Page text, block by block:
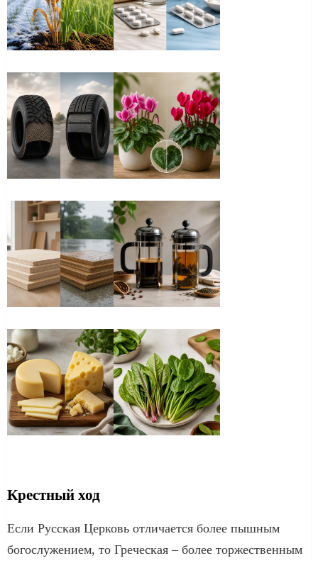
Крестный ход
Если Русская Церковь отличается более пышным
богослужением, то Греческая – более торжественным